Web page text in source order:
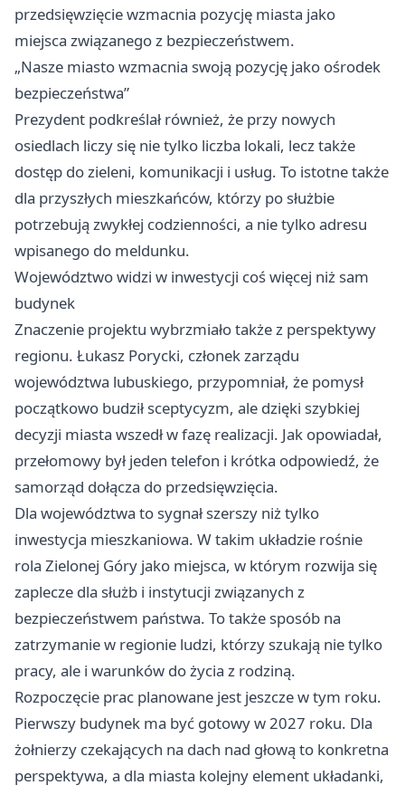
przedsięwzięcie wzmacnia pozycję miasta jako
miejsca związanego z bezpieczeństwem.
„Nasze miasto wzmacnia swoją pozycję jako ośrodek
bezpieczeństwa”
Prezydent podkreślał również, że przy nowych
osiedlach liczy się nie tylko liczba lokali, lecz także
dostęp do zieleni, komunikacji i usług. To istotne także
dla przyszłych mieszkańców, którzy po służbie
potrzebują zwykłej codzienności, a nie tylko adresu
wpisanego do meldunku.
Województwo widzi w inwestycji coś więcej niż sam
budynek
Znaczenie projektu wybrzmiało także z perspektywy
regionu. Łukasz Porycki, członek zarządu
województwa lubuskiego, przypomniał, że pomysł
początkowo budził sceptycyzm, ale dzięki szybkiej
decyzji miasta wszedł w fazę realizacji. Jak opowiadał,
przełomowy był jeden telefon i krótka odpowiedź, że
samorząd dołącza do przedsięwzięcia.
Dla województwa to sygnał szerszy niż tylko
inwestycja mieszkaniowa. W takim układzie rośnie
rola Zielonej Góry jako miejsca, w którym rozwija się
zaplecze dla służb i instytucji związanych z
bezpieczeństwem państwa. To także sposób na
zatrzymanie w regionie ludzi, którzy szukają nie tylko
pracy, ale i warunków do życia z rodziną.
Rozpoczęcie prac planowane jest jeszcze w tym roku.
Pierwszy budynek ma być gotowy w 2027 roku. Dla
żołnierzy czekających na dach nad głową to konkretna
perspektywa, a dla miasta kolejny element układanki,